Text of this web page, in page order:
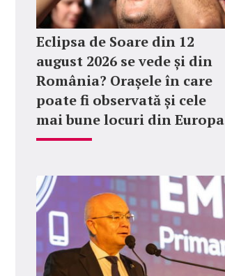
Eclipsa de Soare din 12
august 2026 se vede și din
România? Orașele în care
poate fi observată și cele
mai bune locuri din Europa